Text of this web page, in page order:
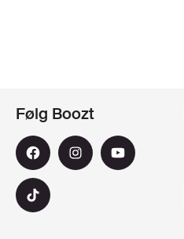
Følg Boozt